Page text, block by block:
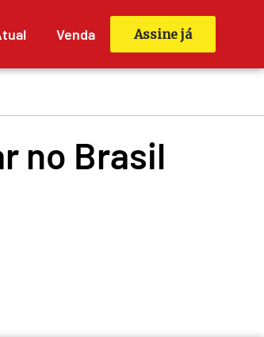
Venda Assine já
no Brasil